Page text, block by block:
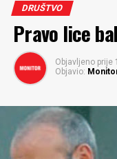
DRUŠTVO
Pravo lice
Objavljeno prije
Objavio: